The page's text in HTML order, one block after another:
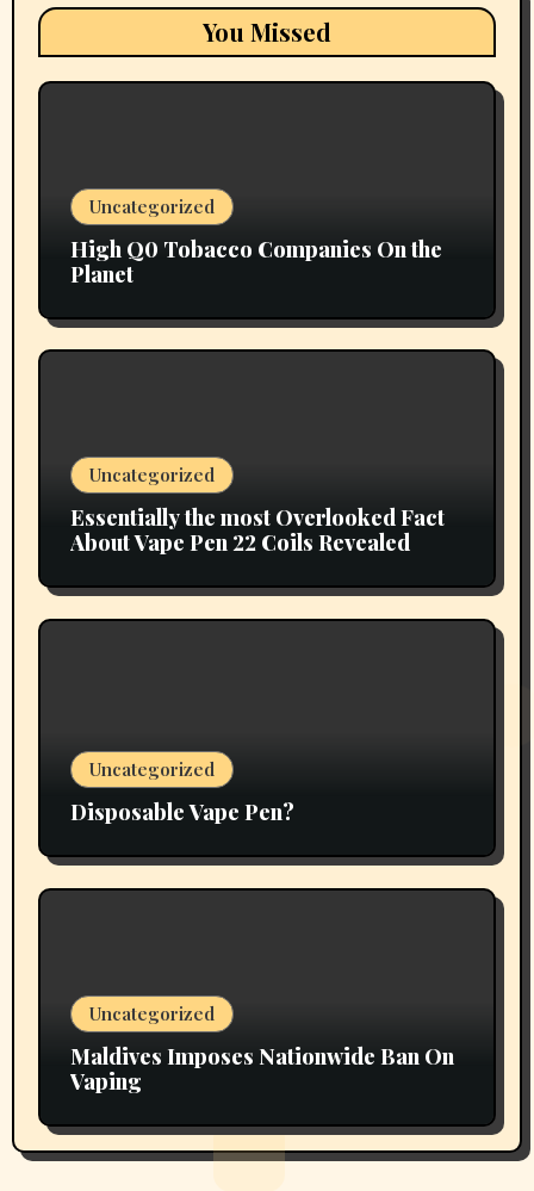
You Missed
Uncategorized
High Q0 Tobacco Companies On the
Planet
Uncategorized
Essentially the most Overlooked Fact
About Vape Pen 22 Coils Revealed
Uncategorized
Disposable Vape Pen?
Uncategorized
Maldives Imposes Nationwide Ban On
Vaping